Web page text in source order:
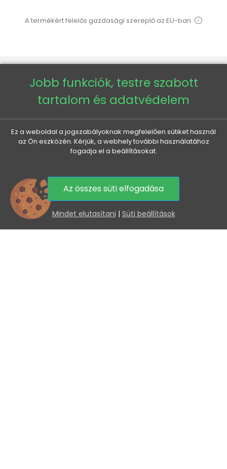
A termékért felelős gazdasági szereplő az EU-ban
MINDEN A VÁSÁRLÁSRÓL
HASZNOS INFORMÁCIÓK
KEDVEZMÉNYEK ÉS ÚJDONSÁGOK ÖNNEK, E-MAILBEN
Az elküldéssel hozzájárul személyes adatai
0
Jobb funkciók, testre szabott
tartalom és adatvédelem
Ez a weboldal a jogszabályoknak megfelelően sütiket használ
az Ön eszközén. Kérjük, a webhely további használatához
fogadja el a beállításokat.
Az összes süti elfogadása
Mindet elutasítani | Süti beállítások